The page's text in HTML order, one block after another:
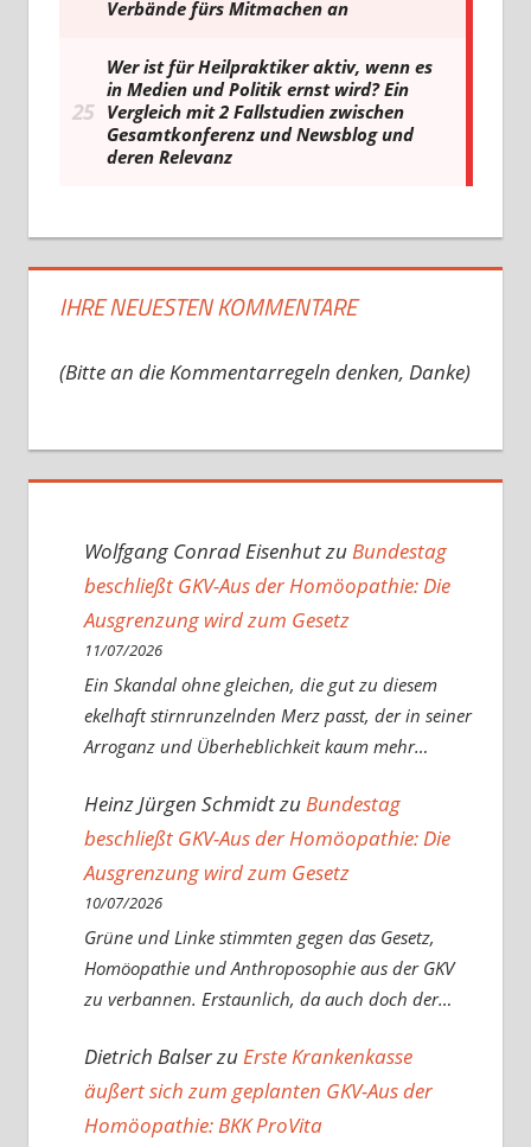
IHRE NEUESTEN KOMMENTARE
(Bitte an die Kommentarregeln denken, Danke)
Wolfgang Conrad Eisenhutzu Bundestag
beschließt GKV-Aus der Homöopathie: Die
Ausgrenzung wird zum Gesetz
11/07/2026
Ein Skandal ohne gleichen, die gut zu diesem
ekelhaft stirnrunzelnden Merz passt, der in seiner
Arroganz und Überheblichkeit kaum mehr…
Heinz Jürgen SchmidtzuBundestag
beschließt GKV-Aus der Homöopathie: Die
Ausgrenzung wird zum Gesetz
10/07/2026
Grüne und Linke stimmten gegen das Gesetz,
Homöopathie und Anthroposophie aus der GKV
zu verbannen. Erstaunlich, da auch doch der…
Dietrich BalserzuErste Krankenkasse
äußert sich zum geplanten GKV-Aus der
Homöopathie: BKK ProVita